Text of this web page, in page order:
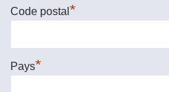
Code postal *
Pays*